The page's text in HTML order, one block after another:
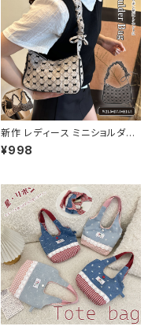
新作 レディース ミニショルダー
バッグ トートバッグ リボン 可愛
い お洒落
¥998